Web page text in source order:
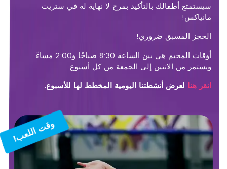
سيستمتع أطفالك بالتأكيد بمرح لا نهاية له في ستريت
مانياكس!
الحجز المسبق ضروري!
أوقات المخيم هي بين الساعة 8:30 صباحًا و2:00 مساءً
ويستمر من الاثنين إلى الجمعة من كل أسبوع.
انقر هنا لعرض أنشطتنا اليومية المخطط لها للأسبوع.
وقت اللعب!